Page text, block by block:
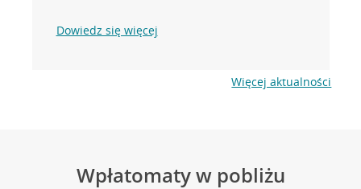
Dowiedz się więcej
Więcej aktualności
Wpłatomaty w pobliżu